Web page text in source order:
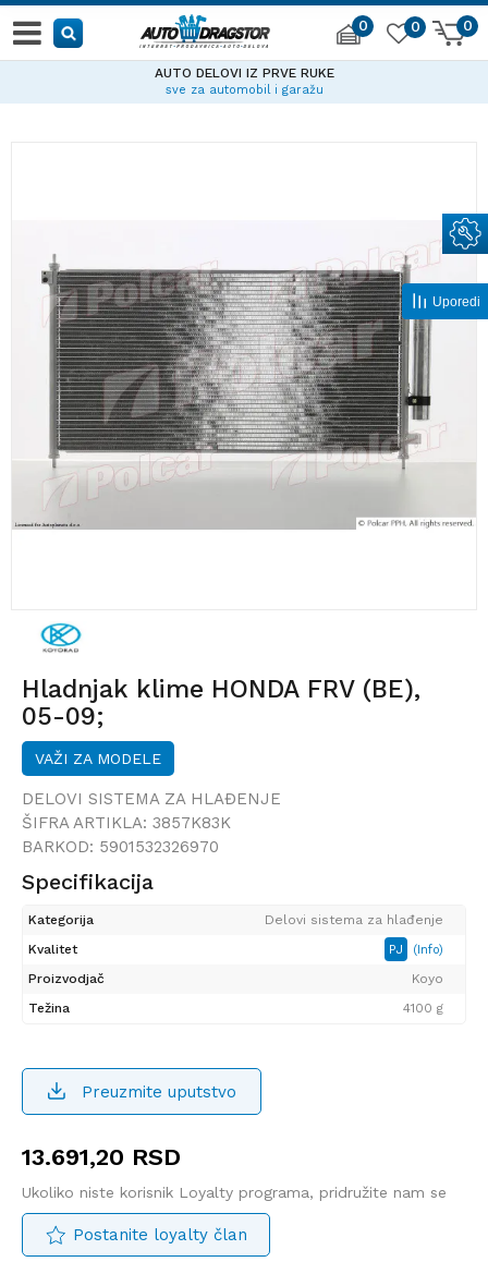
0 0
0
AUTO DELOVI IZ PRVE RUKE
sve za automobil i garažu
Hladnjak klime HONDA FRV (BE),
05-09;
VAŽI ZA MODELE
DELOVI SISTEMA ZA HLAĐENJE
ŠIFRA ARTIKLA: 3857K83K
BARKOD: 5901532326970
Specifikacija
Kategorija
Delovi sistema za hlađenje
Kvalitet
PJ (Info)
Proizvodjač
Koyo
Težina
4100 g
Preuzmite uputstvo
13.691,20 RSD
Ukoliko niste korisnik Loyalty programa, pridružite nam se
Postanite loyalty član
Uporedi